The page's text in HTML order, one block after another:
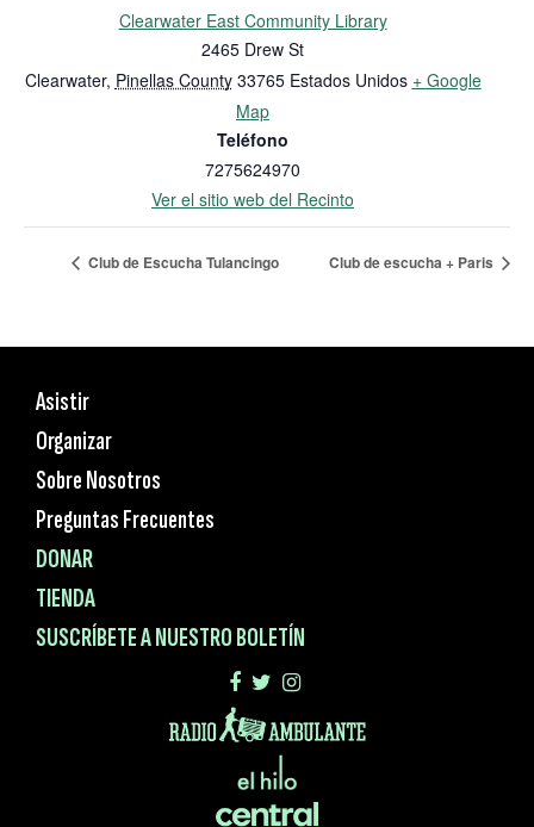
Clearwater East Community Library
2465 Drew St
Clearwater, Pinellas County 33765 Estados Unidos + Google
Map
Teléfono
7275624970
Ver el sitio web del Recinto
Club de Escucha Tulancingo Club de escucha + Paris
Asistir
Organizar
Sobre Nosotros
Preguntas Frecuentes
DONAR
TIENDA
SUSCRÍBETE A NUESTRO BOLETÍN